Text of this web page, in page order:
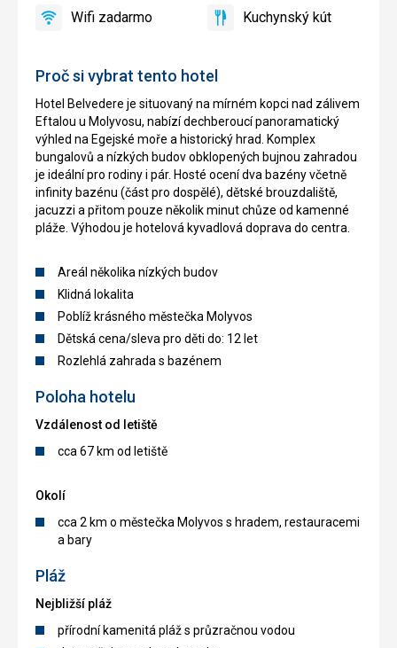
Proč si vybrat tento hotel
Hotel Belvedere je situovaný na mírném kopci nad zálivem
Eftalou u Molyvosu, nabízí dechberoucí panoramatický
výhled na Egejské moře a historický hrad. Komplex
bungalovů a nízkých budov obklopených bujnou zahradou
je ideální pro rodiny i pár. Hosté ocení dva bazény včetně
infinity bazénu (část pro dospělé), dětské brouzdaliště,
jacuzzi a přitom pouze několik minut chůze od kamenné
pláže. Výhodou je hotelová kyvadlová doprava do centra.
Areál několika nízkých budov
Klidná lokalita
Poblíž krásného městečka Molyvos
Dětská cena/sleva pro děti do: 12 let
Rozlehlá zahrada s bazénem
Poloha hotelu
Vzdálenost od letiště
cca 67 km od letiště
Okolí
cca 2 km o městečka Molyvos s hradem, restauracemi
a bary
Pláž
Nejbližší pláž
přírodní kamenitá pláž s průzračnou vodou
Wifi
Wifi zadarmo
áno
Kuchynský
Kuchynský kút
áno